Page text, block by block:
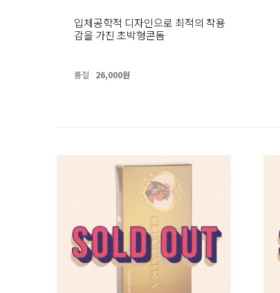
입체공학적 디자인으로 최적의 착용
감을 가진 초박형콘돔
품절 26,000원